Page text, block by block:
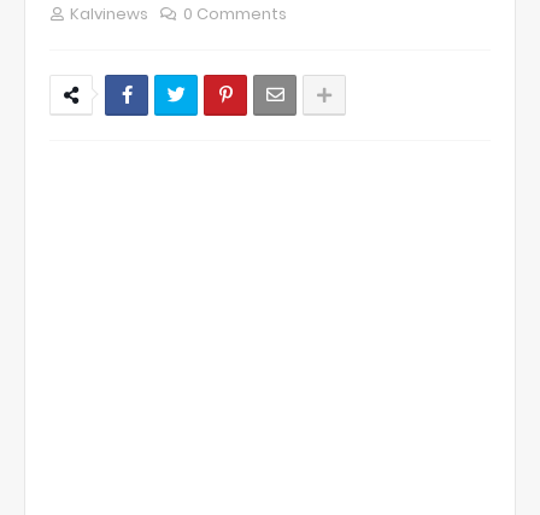
Kalvinews 0 Comments